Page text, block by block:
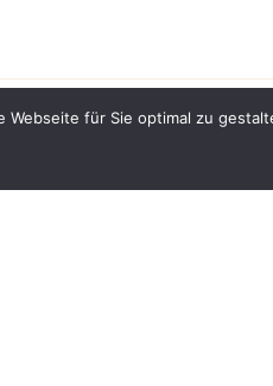
Webseite für Sie optimal zu